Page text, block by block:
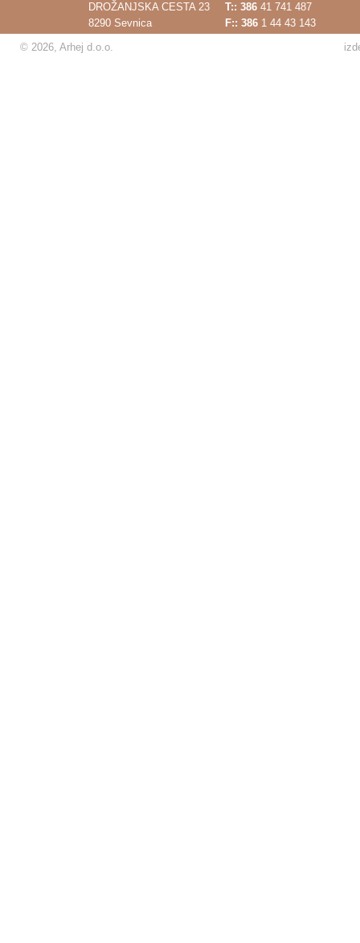
DROŽANJSKA CESTA 23
8290 Sevnica
T:: 386 41 741 487
F:: 386 1 44 43 143
© 2026, Arhej d.o.o.